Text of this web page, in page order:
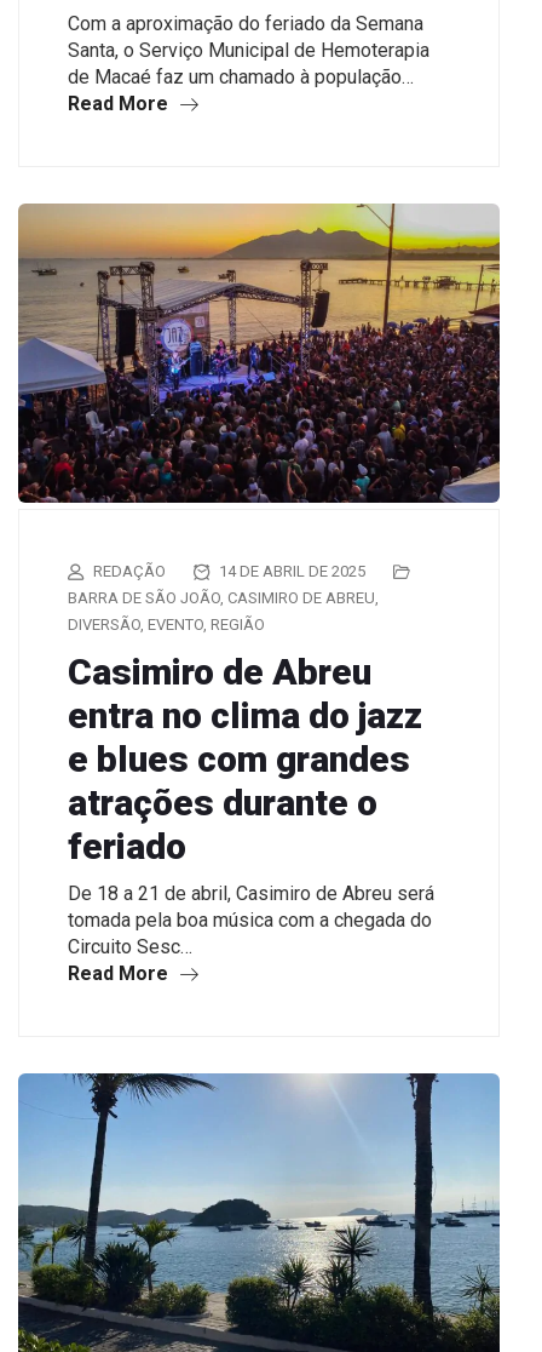
Com a aproximação do feriado da Semana
Santa, o Serviço Municipal de Hemoterapia
de Macaé faz um chamado à população…
Read More
REDAÇÃO
14 DE ABRIL DE 2025
BARRA DE SÃO JOÃO, CASIMIRO DE ABREU,
DIVERSÃO, EVENTO, REGIÃO
Casimiro de Abreu
entra no clima do jazz
e blues com grandes
atrações durante o
feriado
De 18 a 21 de abril, Casimiro de Abreu será
tomada pela boa música com a chegada do
Circuito Sesc…
Read More